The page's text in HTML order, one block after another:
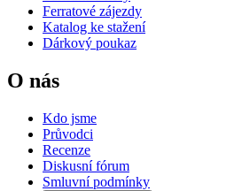
Ferratové zájezdy
Katalog ke stažení
Dárkový poukaz
O nás
Kdo jsme
Průvodci
Recenze
Diskusní fórum
Smluvní podmínky